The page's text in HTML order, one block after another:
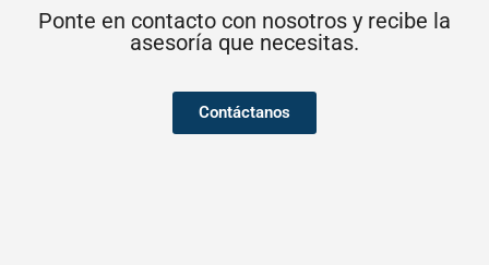
Ponte en contacto con nosotros y recibe la
asesoría que necesitas.
Contáctanos